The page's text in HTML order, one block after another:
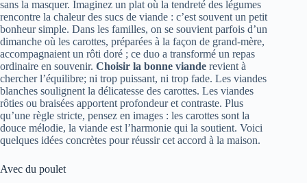
sans la masquer. Imaginez un plat où la tendreté des légumes
rencontre la chaleur des sucs de viande : c’est souvent un petit
bonheur simple. Dans les familles, on se souvient parfois d’un
dimanche où les carottes, préparées à la façon de grand-mère,
accompagnaient un rôti doré ; ce duo a transformé un repas
ordinaire en souvenir. Choisir la bonne viande revient à
chercher l’équilibre; ni trop puissant, ni trop fade. Les viandes
blanches soulignent la délicatesse des carottes. Les viandes
rôties ou braisées apportent profondeur et contraste. Plus
qu’une règle stricte, pensez en images : les carottes sont la
douce mélodie, la viande est l’harmonie qui la soutient. Voici
quelques idées concrètes pour réussir cet accord à la maison.
Avec du poulet